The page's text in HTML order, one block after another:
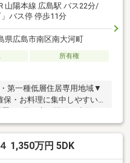
山陽本線 広島駅 バス22分/
」バス停 停歩11分
県広島市南区南大河町
所有権
第一種低層住居専用地域▼
・お料理に集中しやすい壁
可・玄関と洗面室が近く、
にお使いです・即引渡し可
浄便座▼周辺環境・マル
不動産も売買対象 地目:山
1,350万円 5DK